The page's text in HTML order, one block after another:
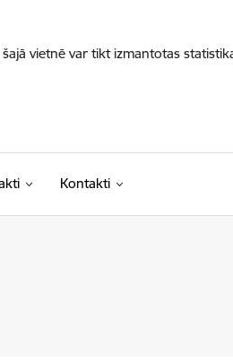
vietnē var tikt izmantotas
Kontakti